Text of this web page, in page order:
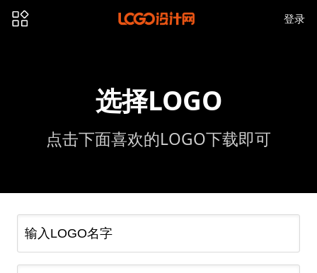
登录
选择LOGO
点击下面喜欢的LOGO下载即可